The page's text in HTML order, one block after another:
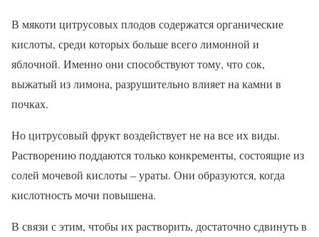
В мякоти цитрусовых плодов содержатся органические
кислоты, среди которых больше всего лимонной и
яблочной. Именно они способствуют тому, что сок,
выжатый из лимона, разрушительно влияет на камни в
почках.
Но цитрусовый фрукт воздействует не на все их виды.
Растворению поддаются только конкременты, состоящие из
солей мочевой кислоты – ураты. Они образуются, когда
кислотность мочи повышена.
В связи с этим, чтобы их растворить, достаточно сдвинуть в